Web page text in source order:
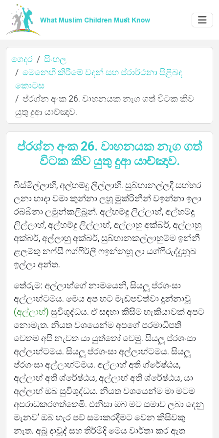
ගෙදර
ගැන
භාෂා
ගෙදර
සිංහල
මෙනෙහි කිරීමේ වදන් සහ ප්රාර්ථනා පිළිබඳ
කොටස
ප්රශ්න අංක 26. වාහනයක නැග ගත් විටක කිව
යුතු දුආ යාච්ඤාව.
ප්රශ්න අංක 26. වාහනයක නැග ගත්
විටක කිව යුතු දුආ යාච්ඤාව.
බිස්මිල්ලාහි, අල්හම්දු ලිල්ලාහි. සුබ්හානල්ලදී සහ්හර
ලනා හාදා වමා කුන්නා ලහූ මුක්රිනීන් වඉන්නා ඉලා
රබ්බිනා ලමුන්කලිබූන්. අල්හම්දු ලිල්ලාහ්, අල්හම්දු
ලිල්ලාහ්, අල්හම්දු ලිල්ලාහ්, අල්ලාහු අක්බර්, අල්ලාහු
අක්බර්, අල්ලාහු අක්බර්, සුබ්හානකල්ලාහුම්ම ඉන්නී
ළලම්තු නෆ්සී ෆග්ෆිර්ලී ෆඉන්නහූ ලා යග්ෆිරුද්දුනූබ
ඉල්ලා අන්ත.
තේරුම: අල්ලාහ්ගේ නාමයෙනි, සියලූ ප්රශංසා
අල්ලාහ්ටමය. මෙය අප හට මැඩපවත්වා දුන්නාවූ
(අල්ලාහ්) සුවිශුද්ධය. ඒ සඳහා කිසිම හැකියාවක් අපට
නොමැත. නියත වශයෙන්ම අපගේ පරමාධිපති
වෙතම අපි නැවත යා යුත්තෝ වෙමු. සියලූ ප්රශංසා
අල්ලාහ්ටමය. සියලූ ප්රශංසා අල්ලාහ්ටමය. සියලූ
ප්රශංසා අල්ලාහ්ටමය. අල්ලාහ් අති ශ්රේෂ්ඨය,
අල්ලාහ් අති ශ්රේෂ්ඨය, අල්ලාහ් අති ශ්රේෂ්ඨය, යා
අල්ලාහ් ඔබ සුවිශුද්ධය. නියත වශයෙන්ම මා මටම
අපරාධකරගත්තෙමි. එනිසා ඔබ මට සමාව ලබා දෙනු
මැනව’ ඔබ හැර පව් සමාකරදීමට වෙන කිසිවකු
නැත. අබූ දාවූද් සහ තිර්මිදි මෙය වාර්තා කර ඇත